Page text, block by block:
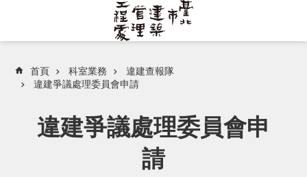
首頁 科室業務
違建查報隊
違建爭議處理委員會申請
違建爭議處理委員會申
請